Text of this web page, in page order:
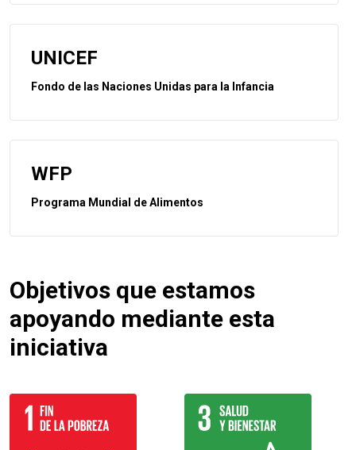
UNICEF
Fondo de las Naciones Unidas para la Infancia
WFP
Programa Mundial de Alimentos
Objetivos que estamos
apoyando mediante esta
iniciativa